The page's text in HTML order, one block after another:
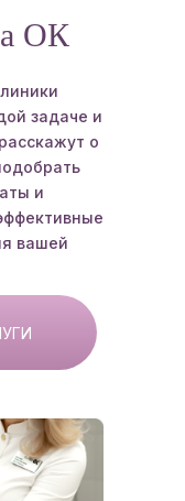
ОК
задаче и
о
и
вашей